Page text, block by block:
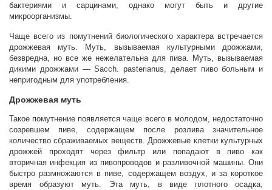
бактериями и сарцинами, однако могут быть и другие
микроорганизмы.
Чаще всего из помутнений биологического характера встречается
дрожжевая муть. Муть, вызываемая культурными дрожжами,
безвредна, но все же нежелательна для пива. Муть, вызываемая
дикими дрожжами — Sacch. pasterianus, делает пиво больным и
непригодным для употребления.
Дрожжевая муть
Такое помутнение появляется чаще всего в молодом, недостаточно
созревшем пиве, содержащем после розлива значительное
количество сбраживаемых веществ. Дрожжевые клетки культурных
дрожжей проходят через фильтр или попадают в пиво как
вторичная инфекция из пивопроводов и разливочной машины. Они
быстро размножаются в пиве, содержащем воздух, и за короткое
время образуют муть. Эта муть, в виде плотного осадка,